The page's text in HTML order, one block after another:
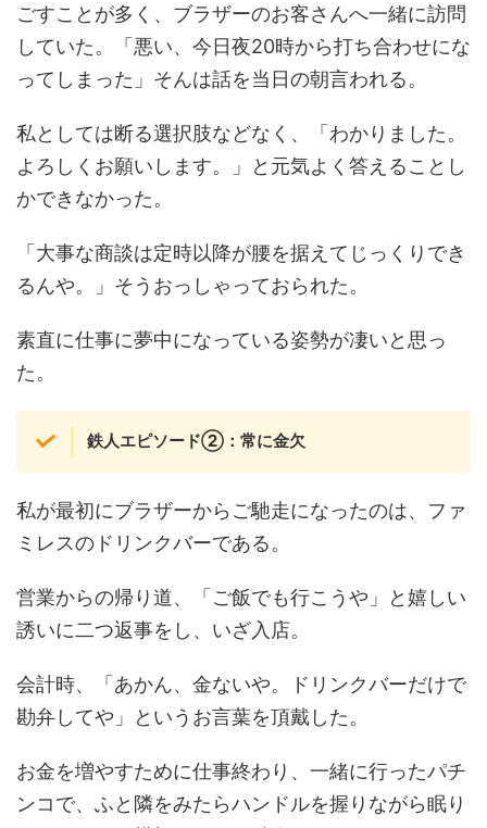
ごすことが多く、ブラザーのお客さんへ一緒に訪問
していた。「悪い、今日夜20時から打ち合わせにな
ってしまった」そんは話を当日の朝言われる。
私としては断る選択肢などなく、「わかりました。
よろしくお願いします。」と元気よく答えることし
かできなかった。
「大事な商談は定時以降が腰を据えてじっくりでき
るんや。」そうおっしゃっておられた。
素直に仕事に夢中になっている姿勢が凄いと思っ
た。
鉄人エピソード②：常に金欠
私が最初にブラザーからご馳走になったのは、ファ
ミレスのドリンクバーである。
営業からの帰り道、「ご飯でも行こうや」と嬉しい
誘いに二つ返事をし、いざ入店。
会計時、「あかん、金ないや。ドリンクバーだけで
勘弁してや」というお言葉を頂戴した。
お金を増やすために仕事終わり、一緒に行ったパチ
ンコで、ふと隣をみたらハンドルを握りながら眠り